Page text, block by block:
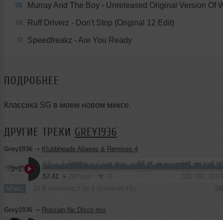
08 Murray And The Boy - Unreleased Original Version Of
09 Ruff Driverz - Don't Stop (Original 12 Edit)
10 Speedfreakz - Are You Ready
ПОДРОБНЕЕ
Классика SG в моем новом миксе.
ДРУГИЕ ТРЕКИ GREY1936
Grey1936 ➝ Klubbheads Aliases & Remixes 4
57:41
Микс
Grey1936 ➝ Russian Nu Disco mix